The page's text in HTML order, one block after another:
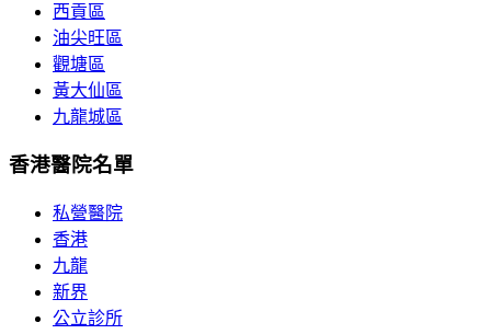
西貢區
油尖旺區
觀塘區
黃大仙區
九龍城區
香港醫院名單
私營醫院
香港
九龍
新界
公立診所